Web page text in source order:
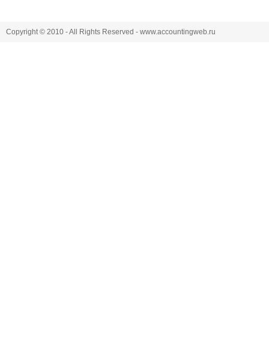
Copyright © 2010 - All Rights Reserved - www.accountingweb.ru